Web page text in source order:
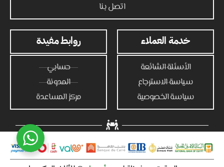
اتصل بنا
خدمة العملاء
الأسئلة الشائعة
سياسة الاسترجاع
سياسة الخصوصية
روابط مفيدة
حسابي
المدونة
مركز المساعدة